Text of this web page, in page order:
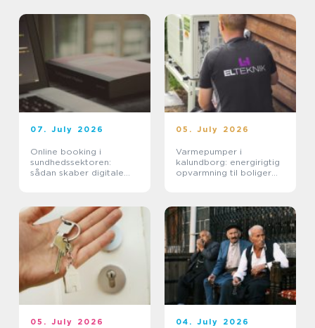
07. July 2026
Online booking i
sundhedssektoren:
sådan skaber digitale
05. July 2026
Varmepumper i
kalundborg: energirigtig
opvarmning til boliger
05. July 2026 04. July 2026